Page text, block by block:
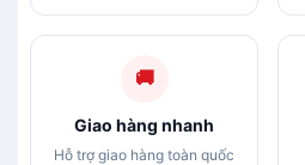
🚚
Giao hàng nhanh
Hỗ trợ giao hàng toàn quốc